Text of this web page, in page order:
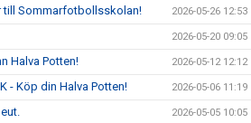
till Sommarfotbollsskolan! 2026-05-26 12:53
2026-05-20 09:05
Halva Potten! 2026-05-12 12:12
- Köp din Halva Potten! 2026-05-06 11:19
2026-05-05 10:05